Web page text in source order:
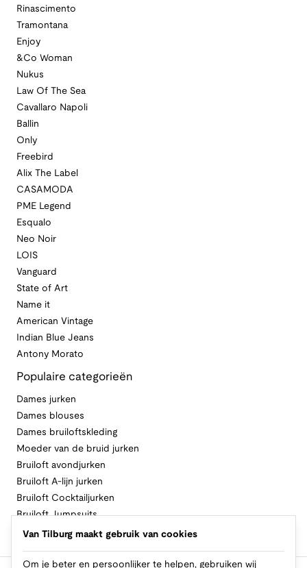
Rinascimento
Tramontana
Enjoy
&Co Woman
Nukus
Law Of The Sea
Cavallaro Napoli
Ballin
Only
Freebird
Alix The Label
CASAMODA
PME Legend
Esqualo
Neo Noir
LOIS
Vanguard
State of Art
Name it
American Vintage
Indian Blue Jeans
Antony Morato
Populaire categorieën
Dames jurken
Dames blouses
Dames bruiloftskleding
Moeder van de bruid jurken
Bruiloft avondjurken
Bruiloft A-lijn jurken
Bruiloft Cocktailjurken
Bruiloft Jumpsuits
Bruiloft Lange jurken
Van Tilburg maakt gebruik van cookies
Om je beter en persoonlijker te helpen, gebruiken wij